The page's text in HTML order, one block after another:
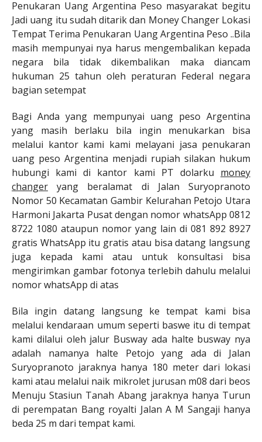
Penukaran Uang Argentina Peso masyarakat begitu
Jadi uang itu sudah ditarik dan Money Changer Lokasi
Tempat Terima Penukaran Uang Argentina Peso ..Bila
masih mempunyai nya harus mengembalikan kepada
negara bila tidak dikembalikan maka diancam
hukuman 25 tahun oleh peraturan Federal negara
bagian setempat
Bagi Anda yang mempunyai uang peso Argentina
yang masih berlaku bila ingin menukarkan bisa
melalui kantor kami kami melayani jasa penukaran
uang peso Argentina menjadi rupiah silakan hukum
hubungi kami di kantor kami PT dolarku money
changer yang beralamat di Jalan Suryopranoto
Nomor 50 Kecamatan Gambir Kelurahan Petojo Utara
Harmoni Jakarta Pusat dengan nomor whatsApp 0812
8722 1080 ataupun nomor yang lain di 081 892 8927
gratis WhatsApp itu gratis atau bisa datang langsung
juga kepada kami atau untuk konsultasi bisa
mengirimkan gambar fotonya terlebih dahulu melalui
nomor whatsApp di atas
Bila ingin datang langsung ke tempat kami bisa
melalui kendaraan umum seperti baswe itu di tempat
kami dilalui oleh jalur Busway ada halte busway nya
adalah namanya halte Petojo yang ada di Jalan
Suryopranoto jaraknya hanya 180 meter dari lokasi
kami atau melalui naik mikrolet jurusan m08 dari beos
Menuju Stasiun Tanah Abang jaraknya hanya Turun
di perempatan Bang royalti Jalan A M Sangaji hanya
beda 25 m dari tempat kami.